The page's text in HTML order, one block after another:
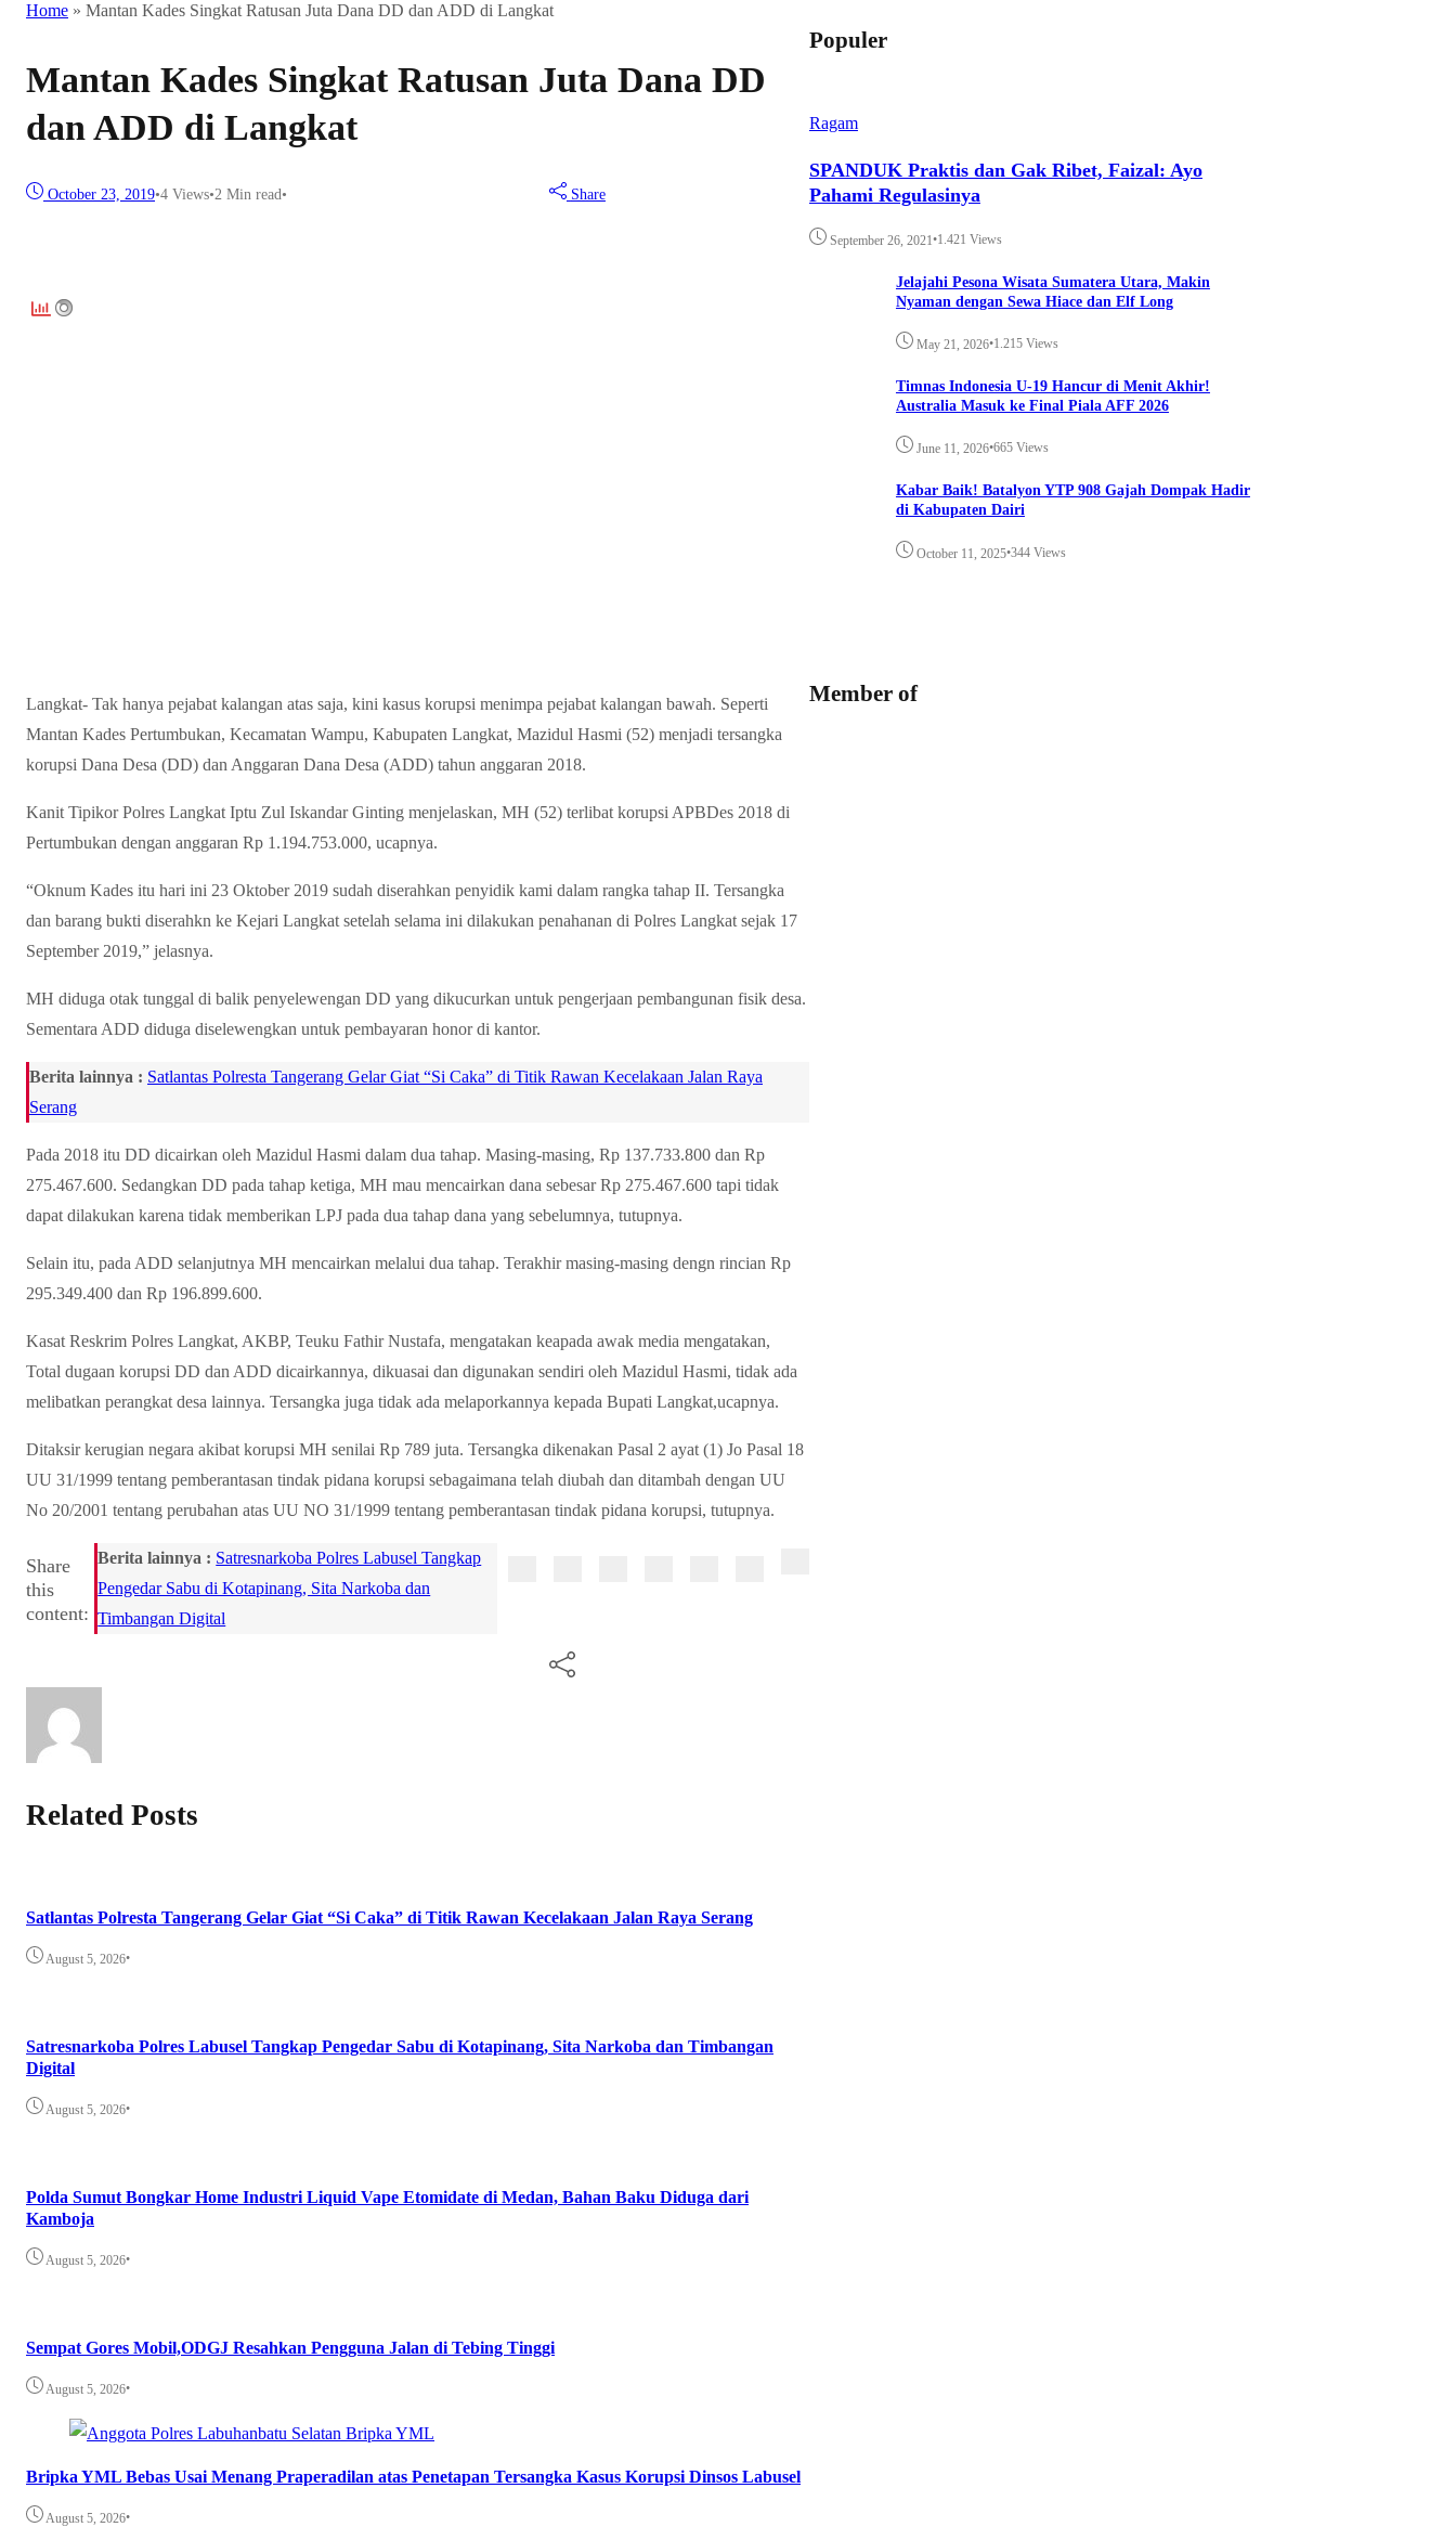
Home » Mantan Kades Singkat Ratusan Juta Dana DD dan ADD di Langkat
Mantan Kades Singkat Ratusan Juta Dana DD
dan ADD di Langkat
October 23, 2019•4 Views•2 Min read• Share
Langkat- Tak hanya pejabat kalangan atas saja, kini kasus korupsi menimpa pejabat kalangan bawah. Seperti
Mantan Kades Pertumbukan, Kecamatan Wampu, Kabupaten Langkat, Mazidul Hasmi (52) menjadi tersangka
korupsi Dana Desa (DD) dan Anggaran Dana Desa (ADD) tahun anggaran 2018.
Kanit Tipikor Polres Langkat Iptu Zul Iskandar Ginting menjelaskan, MH (52) terlibat korupsi APBDes 2018 di
Pertumbukan dengan anggaran Rp 1.194.753.000, ucapnya.
“Oknum Kades itu hari ini 23 Oktober 2019 sudah diserahkan penyidik kami dalam rangka tahap II. Tersangka
dan barang bukti diserahkn ke Kejari Langkat setelah selama ini dilakukan penahanan di Polres Langkat sejak 17
September 2019,” jelasnya.
MH diduga otak tunggal di balik penyelewengan DD yang dikucurkan untuk pengerjaan pembangunan fisik desa.
Sementara ADD diduga diselewengkan untuk pembayaran honor di kantor.
Berita lainnya : Satlantas Polresta Tangerang Gelar Giat “Si Caka” di Titik Rawan Kecelakaan Jalan Raya
Serang
Pada 2018 itu DD dicairkan oleh Mazidul Hasmi dalam dua tahap. Masing-masing, Rp 137.733.800 dan Rp
275.467.600. Sedangkan DD pada tahap ketiga, MH mau mencairkan dana sebesar Rp 275.467.600 tapi tidak
dapat dilakukan karena tidak memberikan LPJ pada dua tahap dana yang sebelumnya, tutupnya.
Selain itu, pada ADD selanjutnya MH mencairkan melalui dua tahap. Terakhir masing-masing dengn rincian Rp
295.349.400 dan Rp 196.899.600.
Kasat Reskrim Polres Langkat, AKBP, Teuku Fathir Nustafa, mengatakan keapada awak media mengatakan,
Total dugaan korupsi DD dan ADD dicairkannya, dikuasai dan digunakan sendiri oleh Mazidul Hasmi, tidak ada
melibatkan perangkat desa lainnya. Tersangka juga tidak ada melaporkannya kepada Bupati Langkat,ucapnya.
Ditaksir kerugian negara akibat korupsi MH senilai Rp 789 juta. Tersangka dikenakan Pasal 2 ayat (1) Jo Pasal 18
UU 31/1999 tentang pemberantasan tindak pidana korupsi sebagaimana telah diubah dan ditambah dengan UU
No 20/2001 tentang perubahan atas UU NO 31/1999 tentang pemberantasan tindak pidana korupsi, tutupnya.
Share
this
content:
Berita lainnya : Satresnarkoba Polres Labusel Tangkap
Pengedar Sabu di Kotapinang, Sita Narkoba dan
Timbangan Digital
Related Posts
Satlantas Polresta Tangerang Gelar Giat “Si Caka” di Titik Rawan Kecelakaan Jalan Raya Serang
August 5, 2026•
Satresnarkoba Polres Labusel Tangkap Pengedar Sabu di Kotapinang, Sita Narkoba dan Timbangan
Digital
August 5, 2026•
Polda Sumut Bongkar Home Industri Liquid Vape Etomidate di Medan, Bahan Baku Diduga dari
Kamboja
August 5, 2026•
Sempat Gores Mobil,ODGJ Resahkan Pengguna Jalan di Tebing Tinggi
August 5, 2026•
Bripka YML Bebas Usai Menang Praperadilan atas Penetapan Tersangka Kasus Korupsi Dinsos Labusel
August 5, 2026•
Populer
Ragam
SPANDUK Praktis dan Gak Ribet, Faizal: Ayo
Pahami Regulasinya
September 26, 2021•1.421 Views
Jelajahi Pesona Wisata Sumatera Utara, Makin
Nyaman dengan Sewa Hiace dan Elf Long
May 21, 2026•1.215 Views
Timnas Indonesia U-19 Hancur di Menit Akhir!
Australia Masuk ke Final Piala AFF 2026
June 11, 2026•665 Views
Kabar Baik! Batalyon YTP 908 Gajah Dompak Hadir
di Kabupaten Dairi
October 11, 2025•344 Views
Member of